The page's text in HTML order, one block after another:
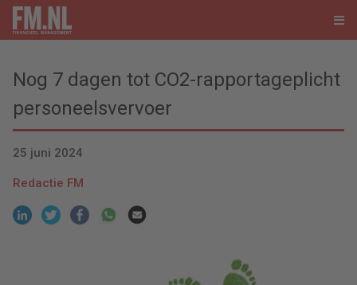
Nog 7 dagen tot CO2-rapportageplicht
personeelsvervoer
25 juni 2024
Redactie FM